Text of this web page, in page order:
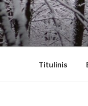
Kitoks
Titulinis